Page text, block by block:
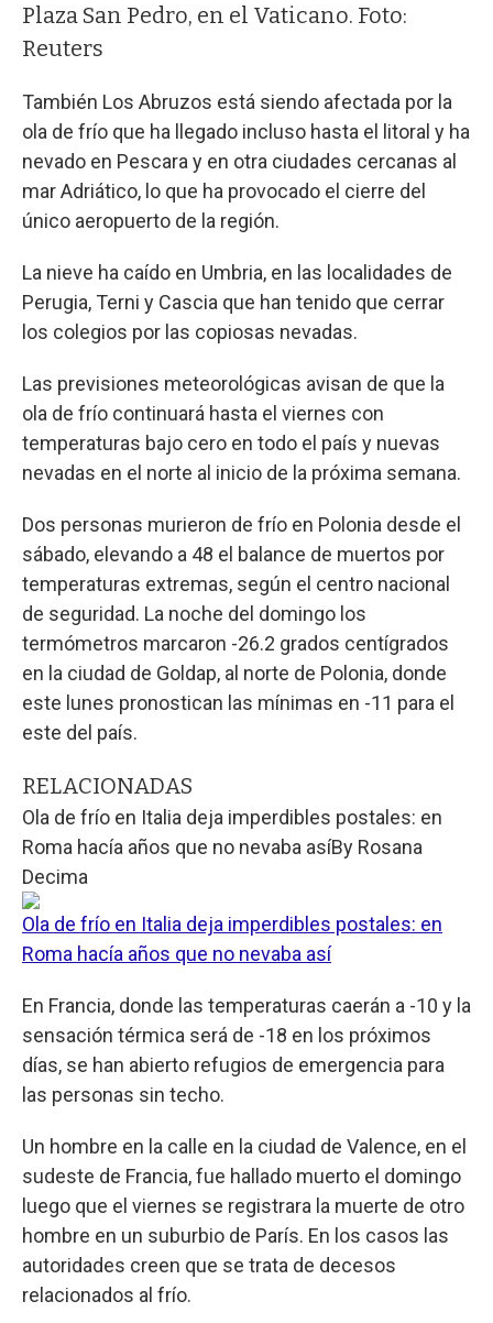
Plaza San Pedro, en el Vaticano. Foto:
Reuters
También Los Abruzos está siendo afectada por la
ola de frío que ha llegado incluso hasta el litoral y ha
nevado en Pescara y en otra ciudades cercanas al
mar Adriático, lo que ha provocado el cierre del
único aeropuerto de la región.
La nieve ha caído en Umbria, en las localidades de
Perugia, Terni y Cascia que han tenido que cerrar
los colegios por las copiosas nevadas.
Las previsiones meteorológicas avisan de que la
ola de frío continuará hasta el viernes con
temperaturas bajo cero en todo el país y nuevas
nevadas en el norte al inicio de la próxima semana.
Dos personas murieron de frío en Polonia desde el
sábado, elevando a 48 el balance de muertos por
temperaturas extremas, según el centro nacional
de seguridad. La noche del domingo los
termómetros marcaron -26.2 grados centígrados
en la ciudad de Goldap, al norte de Polonia, donde
este lunes pronostican las mínimas en -11 para el
este del país.
RELACIONADAS
Ola de frío en Italia deja imperdibles postales: en
Roma hacía años que no nevaba asíBy Rosana
Decima
Ola de frío en Italia deja imperdibles postales: en
Roma hacía años que no nevaba así
En Francia, donde las temperaturas caerán a -10 y la
sensación térmica será de -18 en los próximos
días, se han abierto refugios de emergencia para
las personas sin techo.
Un hombre en la calle en la ciudad de Valence, en el
sudeste de Francia, fue hallado muerto el domingo
luego que el viernes se registrara la muerte de otro
hombre en un suburbio de París. En los casos las
autoridades creen que se trata de decesos
relacionados al frío.